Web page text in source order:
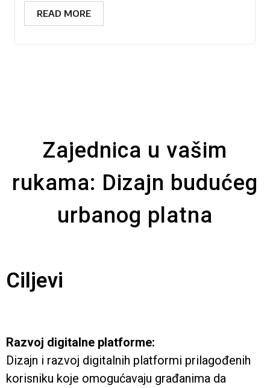
READ MORE
Zajednica u vašim
rukama: Dizajn budućeg
urbanog platna
Ciljevi
Razvoj digitalne platforme:
Dizajn i razvoj digitalnih platformi prilagođenih
korisniku koje omogućavaju građanima da